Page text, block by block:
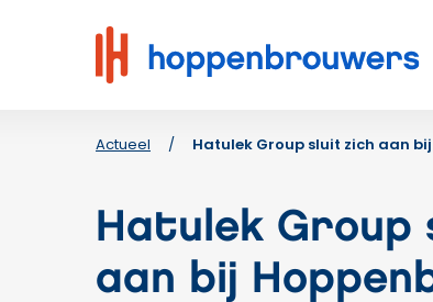
Hoppenbrouwers
Waar
leeft
Actueel / Hatulek Group sluit zich aan
Hatulek Group
aan bij